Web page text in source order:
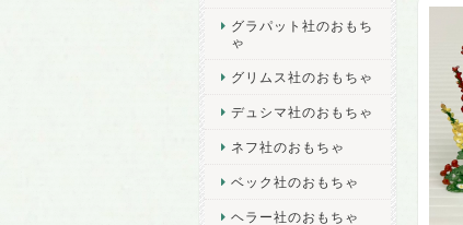
グラパット社のおもち
ゃ
グリムス社のおもちゃ
デュシマ社のおもちゃ
ネフ社のおもちゃ
ベック社のおもちゃ
ヘラー社のおもちゃ